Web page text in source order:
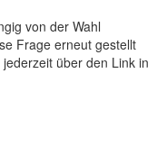
von der Wahl
Frage erneut gestellt
über den Link in